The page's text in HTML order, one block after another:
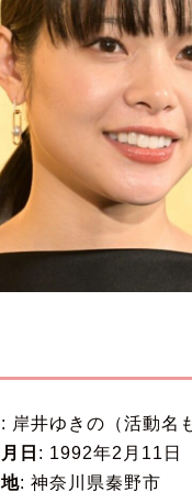
: 岸井ゆきの（活動名
日 : 1992年2月11日
: 神奈川県秦野市